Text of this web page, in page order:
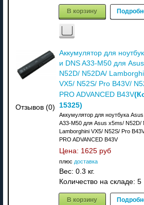
В корзину
Отзывов (0)
Аккумулятор для
и DNS A33-M50 для
N52D/ N52DA/
VX5/ N52S/ Pro B43V/
PRO ADVANCED B43V
15325)
Аккумулятор для ноутбука
A33-M50 для Asus x5ms/ N52D/
Lamborghini VX5/ N52S/ Pro
PRO ADVANCED B43V
Цена: 1625 руб
плюс доставка
Вес: 0.3 кг.
Количество на складе: 5
В корзину